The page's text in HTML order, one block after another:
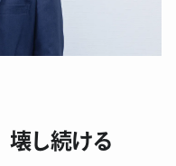
し続ける